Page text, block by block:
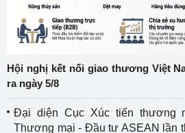
Hội nghị kết nối giao thương Việt
ra ngày 5/8
Đại diện Cục Xúc tiến thương
Thương mại - Đầu tư ASEAN lần